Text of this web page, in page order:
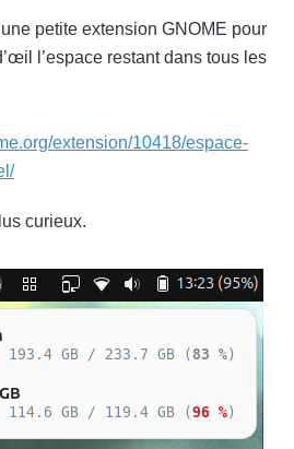
petite extension GNOME pour
l’espace restant dans tous les
extension/10418/espace-
curieux.